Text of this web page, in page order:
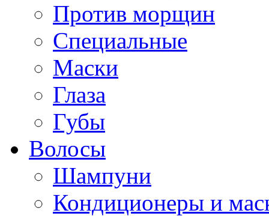
Против морщин
Специальные
Маски
Глаза
Губы
Волосы
Шампуни
Кондиционеры и